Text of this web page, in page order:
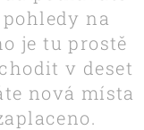
na
je tu prostě
v deset
nová místa
🎹